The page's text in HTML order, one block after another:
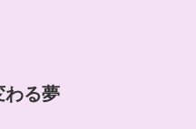
わる夢